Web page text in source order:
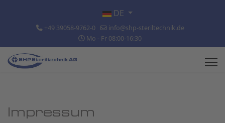
Sprache auswählen
DE
+49 39058-9762-0
info@shp-steriltechnik.de
Mo - Fr 08:00-16:30
Impressum